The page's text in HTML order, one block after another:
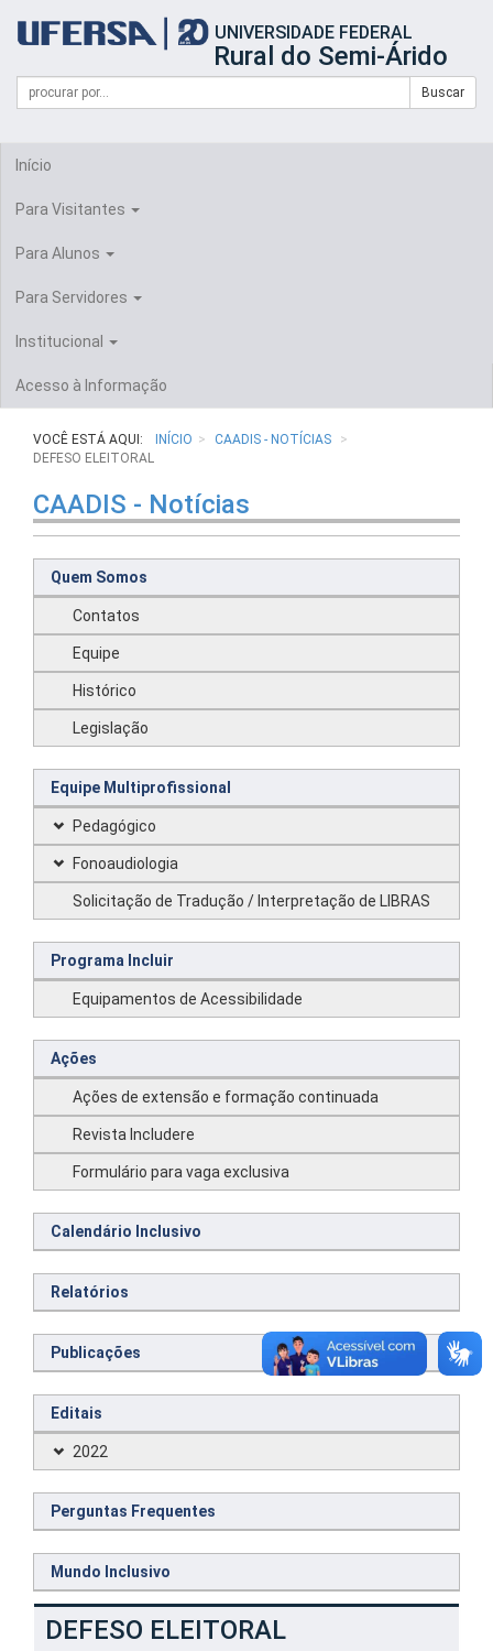
portal
UFERSA
UNIVERSIDADE FEDERAL
Rural do Semi-Árido
Formulário
Busca
Campo
de
Buscar
Início
Para Visitantes
Para Alunos
Para Servidores
Institucional
Acesso à Informação
VOCÊ ESTÁ AQUI: INÍCIO
CAADIS - NOTÍCIAS
DEFESO ELEITORAL
CAADIS - Notícias
Quem Somos
Contatos
Equipe
Histórico
Legislação
Equipe Multiprofissional
Pedagógico
Fonoaudiologia
Solicitação de Tradução / Interpretação de LIBRAS
Programa Incluir
Equipamentos de Acessibilidade
Ações
Ações de extensão e formação continuada
Revista Includere
Formulário para vaga exclusiva
Calendário Inclusivo
Relatórios
Publicações
Editais
2022
Perguntas Frequentes
Mundo Inclusivo
DEFESO ELEITORAL